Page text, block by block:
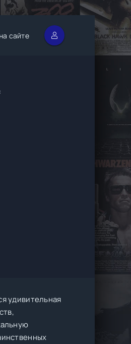
сайте
удивительная